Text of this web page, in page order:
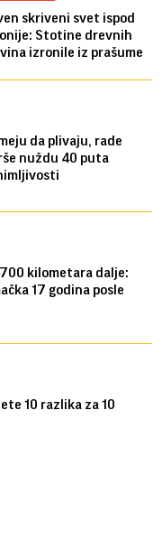
skriveni svet ispod
Stotine drevnih
izronile iz prašume
da plivaju, rade
nuždu 40 puta
kilometara dalje:
17 godina posle
10 razlika za 10